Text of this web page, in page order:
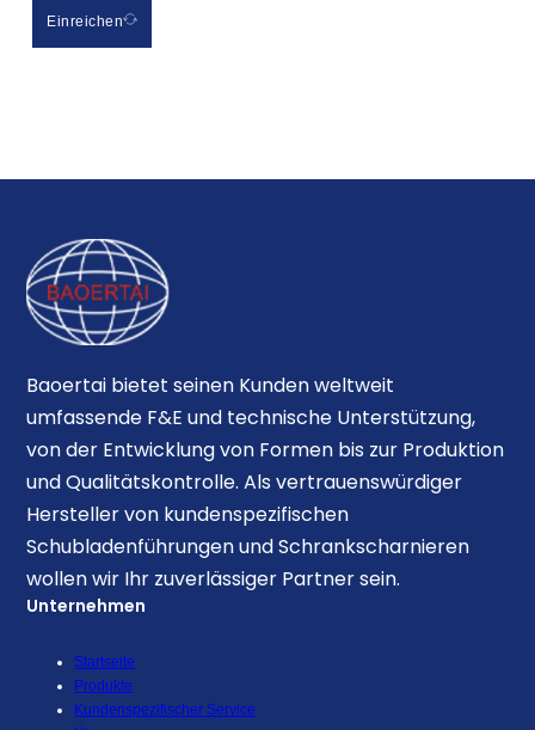
Einreichen
Baoertai bietet seinen Kunden weltweit
umfassende F&E und technische Unterstützung,
von der Entwicklung von Formen bis zur Produktion
und Qualitätskontrolle. Als vertrauenswürdiger
Hersteller von kundenspezifischen
Schubladenführungen und Schrankscharnieren
wollen wir Ihr zuverlässiger Partner sein.
Unternehmen
Startseite
Produkte
Kundenspezifischer Service